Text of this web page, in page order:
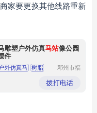
家要更换其他线路重新
雕塑户外仿真马站像公园
件
户外仿真马 树脂
邓州市福
厂
拨打电话